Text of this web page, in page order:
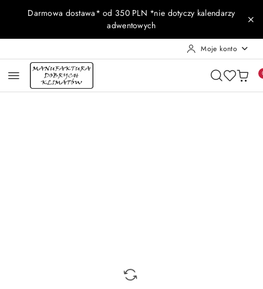
Przejdź do treści głównej
Przejdź do wyszukiwarki
Przejdź do moje konto
Przejdź do menu głównego
Przejdź do opisu produktu
Przejdź do stopki
Darmowa dostawa* od 350 PLN *nie dotyczy kalendarzy
adwentowych
Moje konto